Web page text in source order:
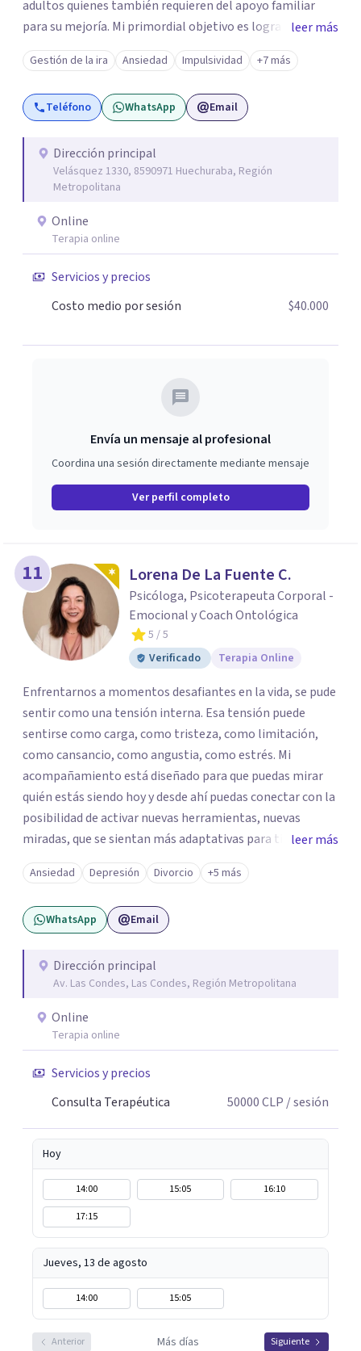
adultos quienes también requieren del apoyo familiar
para su mejoría. Mi primordial objetivo es lograr un
vínculo cercano con mis pacientes, para así establecer
confianzas mutuas con la idea de realizar un proceso
terapéutico, que les permita obtener resultados de
bienestar, que a su vez les facilite llegar a ser personas
vez el disfrute de una vida sana, en un auténtico descubrir
de sus habilidades y recursos personales que además les
haga ser capaces de aceptarse a plenitud.
leer más
Gestión de la ira Ansiedad Impulsividad +7 más
Teléfono WhatsApp Email
Dirección principal
Velásquez 1330, 8590971 Huechuraba, Región
Metropolitana
Online
Terapia online
Servicios y precios
Costo medio por sesión
$40.000
Envía un mensaje al profesional
Coordina una sesión directamente mediante mensaje
Ver perfil completo
11 Lorena De La Fuente C.
Psicóloga, Psicoterapeuta Corporal -
Emocional y Coach Ontológica
5 / 5
Verificado
Terapia Online
Enfrentarnos a momentos desafiantes en la vida, se pude
sentir como una tensión interna. Esa tensión puede
sentirse como carga, como tristeza, como limitación,
como cansancio, como angustia, como estrés. Mi
acompañamiento está diseñado para que puedas mirar
quién estás siendo hoy y desde ahí puedas conectar con la
posibilidad de activar nuevas herramientas, nuevas
miradas, que se sientan más adaptativas para ti y para la
forma en la que quieres vivir todos los ámbitos de tu vida.
Así también, para que puedas recordar tu valor interior,
para que logres re conocerte y confiar en tus talentos y
dar pasos firmes hacia los cambios que deseas tanto en el
Fuente, Psicóloga, Psicoterapeuta Corporal - Emocional
y Coach Ontológica y estoy disponible para acompañarte
juntos hacia el futuro que deseas.
leer más
Ansiedad Depresión Divorcio +5 más
WhatsApp Email
Dirección principal
Av. Las Condes, Las Condes, Región Metropolitana
Online
Terapia online
Servicios y precios
Consulta Terapéutica
50000CLP / sesión
Hoy
14:00 15:05
16:10
17:15
Jueves, 13 de agosto
14:00 15:05
Anterior Más días Siguiente